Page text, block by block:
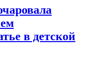
в детской